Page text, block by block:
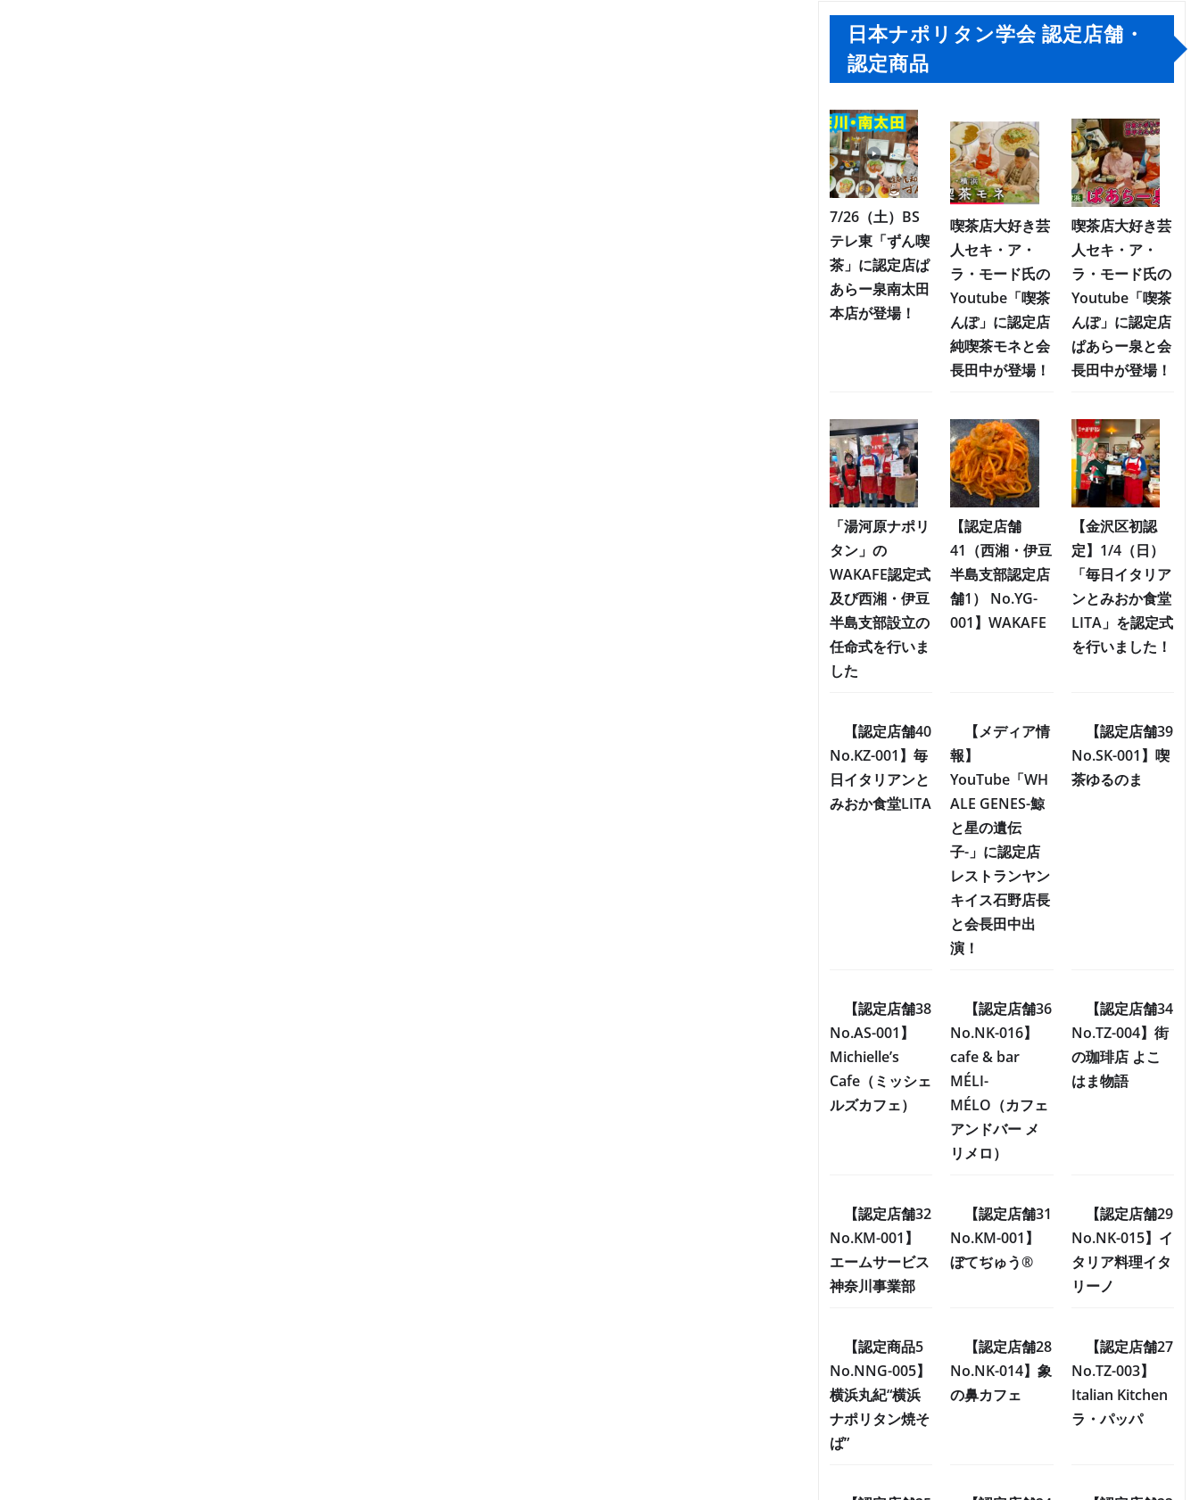
日本ナポリタン学会 認定店舗・
認定商品
7/26（土）BS
テレ東「ずん喫
茶」に認定店ぱ
あらー泉南太田
本店が登場！
喫茶店大好き芸
人セキ・ア・
ラ・モード氏の
Youtube「喫茶
んぽ」に認定店
純喫茶モネと会
長田中が登場！
喫茶店大好き芸
人セキ・ア・
ラ・モード氏の
Youtube「喫茶
んぽ」に認定店
ぱあらー泉と会
長田中が登場！
「湯河原ナポリ
タン」の
WAKAFE認定式
及び西湘・伊豆
半島支部設立の
任命式を行いま
した
【認定店舗
41（西湘・伊豆
半島支部認定店
舗1） No.YG-
001】WAKAFE
【金沢区初認
定】1/4（日）
「毎日イタリア
ンとみおか食堂
LITA」を認定式
を行いました！
【認定店舗40
No.KZ-001】毎
日イタリアンと
みおか食堂LITA
【メディア情
報】
YouTube「WH
ALE GENES-鯨
と星の遺伝
子-」に認定店
レストランヤン
キイス石野店長
と会長田中出
演！
【認定店舗39
No.SK-001】喫
茶ゆるのま
【認定店舗38
No.AS-001】
Michielle’s
Cafe（ミッシェ
ルズカフェ）
【認定店舗36
No.NK-016】
cafe & bar
MÉLI-
MÉLO（カフェ
アンドバー メ
リメロ）
【認定店舗34
No.TZ-004】街
の珈琲店 よこ
はま物語
【認定店舗32
No.KM-001】
エームサービス
神奈川事業部
【認定店舗31
No.KM-001】
ぼてぢゅう®
【認定店舗29
No.NK-015】イ
タリア料理イタ
リーノ
【認定商品5
No.NNG-005】
横浜丸紀“横浜
ナポリタン焼そ
ば”
【認定店舗28
No.NK-014】象
の鼻カフェ
【認定店舗27
No.TZ-003】
Italian Kitchen
ラ・パッパ